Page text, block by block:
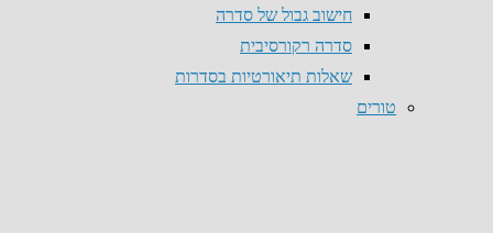
חישוב גבול של סדרה
סדרה רקורסיבית
שאלות תיאורטיות בסדרות
טורים